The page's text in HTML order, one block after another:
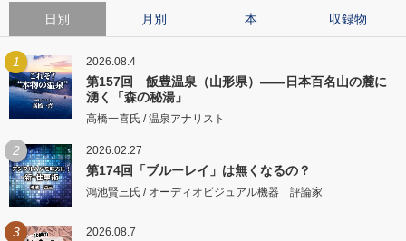
日別 月別 本 収録物
1 2026.08.4
第157回 飯豊温泉（山形県）――日本百名山の麓に
湧く「森の秘湯」
高橋一喜氏 / 温泉アナリスト
2 2026.02.27
第174回「ブルーレイ」は無くなるの？
鴻池賢三氏 / オーディオビジュアル機器 評論家
3 2026.08.7